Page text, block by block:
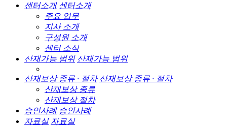
센터소개 센터소개
주요 업무
지사 소개
구성원 소개
센터 소식
산재가능 범위 산재가능 범위
산재보상 종류 · 절차 산재보상 종류 · 절차
산재보상 종류
산재보상 절차
승인사례 승인사례
자료실 자료실